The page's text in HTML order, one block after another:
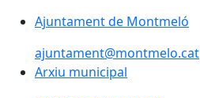
Ajuntament de Montmeló
ajuntament@montmelo.cat
Arxiu municipal